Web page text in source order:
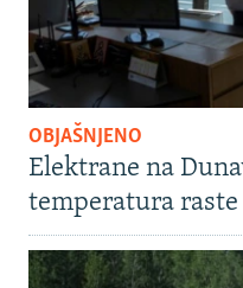
OBJAŠNJENO
Elektrane na
temperatura raste